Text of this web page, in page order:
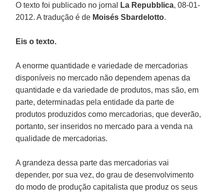
O texto foi publicado no jornal La Repubblica, 08-01-
2012. A tradução é de Moisés Sbardelotto.
Eis o texto.
A enorme quantidade e variedade de mercadorias
disponíveis no mercado não dependem apenas da
quantidade e da variedade de produtos, mas são, em
parte, determinadas pela entidade da parte de
produtos produzidos como mercadorias, que deverão,
portanto, ser inseridos no mercado para a venda na
qualidade de mercadorias.
A grandeza dessa parte das mercadorias vai
depender, por sua vez, do grau de desenvolvimento
do modo de produção capitalista que produz os seus